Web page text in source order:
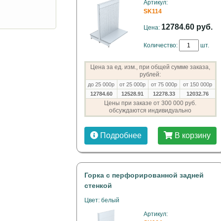
Артикул:
SK114
Цена: 12784.60 руб.
Количество: шт.
Цена за ед. изм., при общей сумме заказа,
рублей:
до 25 000р от 25 000р от 75 000р
от 150 000р
12784.60
12528.91 12278.33 12032.76
Цены при заказе от 300 000 руб.
обсуждаются индивидуально
Подробнее В корзину
Горка с перфорированной задней
стенкой
Цвет: белый
Артикул: